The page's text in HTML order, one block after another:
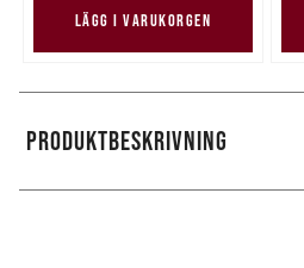
LÄGG I VARUKORGEN
PRODUKTBESKRIVNING